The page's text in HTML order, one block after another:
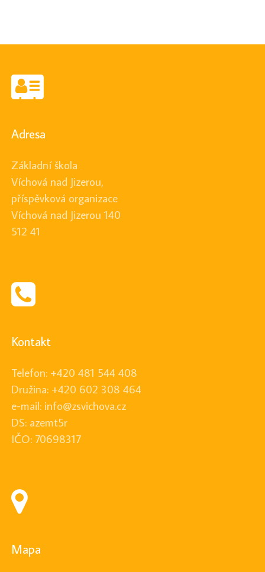
Adresa
Základní škola
Víchová nad Jizerou,
příspěvková organizace
Víchová nad Jizerou 140
512 41
Kontakt
Telefon: +420 481 544 408
Družina: +420 602 308 464
e-mail: info@zsvichova.cz
DS: azemt5r
IČO: 70698317
Mapa